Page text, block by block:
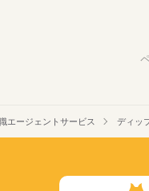
エージェントサービス ディッ